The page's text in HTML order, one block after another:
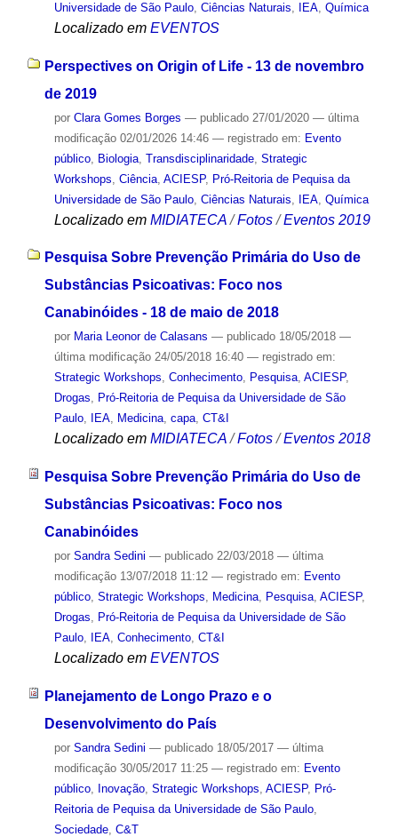
Universidade de São Paulo, Ciências Naturais, IEA, Química
Localizado em EVENTOS
Perspectives on Origin of Life - 13 de novembro
de 2019
por Clara Gomes Borges — publicado27/01/2020 — última
modificação02/01/2026 14:46 — registrado em: Evento
público, Biologia, Transdisciplinaridade, Strategic
Workshops Ciência, ACIESP, Pró-Reitoria de Pequisa da
Universidade de São Paulo, Ciências Naturais IEA, Química
Localizado em MIDIATECA /Fotos /Eventos 2019
Pesquisa Sobre Prevenção Primária do Uso de
Substâncias Psicoativas: Foco nos
Canabinóides - 18 de maio de 2018
por Maria Leonor de Calasans — publicado18/05/2018 —
última modificação24/05/2018 16:40 — registrado em:
Strategic Workshops, Conhecimento, Pesquisa, ACIESP,
Drogas, Pró-Reitoria de Pequisa da Universidade de São
Paulo, IEA, Medicina, capa, CT&I
Localizado em MIDIATECA /Fotos /Eventos 2018
Pesquisa Sobre Prevenção Primária do Uso de
Substâncias Psicoativas: Foco nos
Canabinóides
por Sandra Sedini — publicado22/03/2018 — última
modificação13/07/2018 11:12 — registrado em: Evento
público, Strategic Workshops, Medicina, Pesquisa, ACIESP,
Drogas, Pró-Reitoria de Pequisa da Universidade de São
Paulo, IEA, Conhecimento, CT&I
Localizado em EVENTOS
Planejamento de Longo Prazo e o
Desenvolvimento do País
por Sandra Sedini — publicado18/05/2017 — última
modificação30/05/2017 11:25 — registrado em: Evento
público, Inovação, Strategic Workshops ACIESP, Pró-
Reitoria de Pequisa da Universidade de São Paulo,
Sociedade, C&T